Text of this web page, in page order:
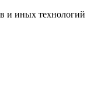
и иных